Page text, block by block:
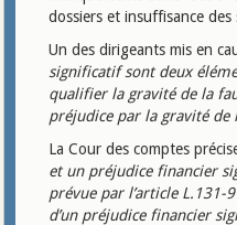
dossiers et insuffisance
Un des dirigeants mis en
significatif sont deux
qualifier la gravité de la
préjudice par la gravité de
La Cour des comptes
et un préjudice financier
prévue par l’article L.131-
d’un préjudice financier